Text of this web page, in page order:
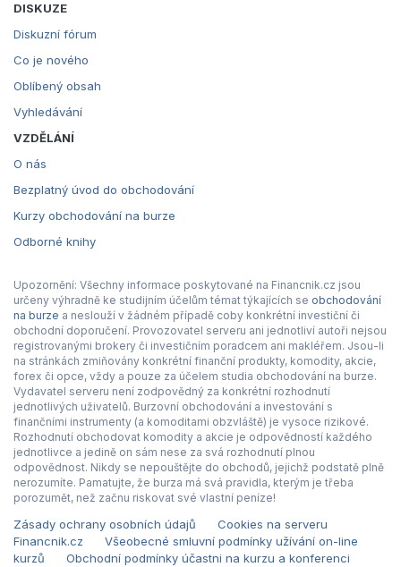
DISKUZE
Diskuzní fórum
Co je nového
Oblíbený obsah
Vyhledávání
VZDĚLÁNÍ
O nás
Bezplatný úvod do obchodování
Kurzy obchodování na burze
Odborné knihy
Upozornění: Všechny informace poskytované na Financnik.cz jsou
určeny výhradně ke studijním účelům témat týkajících se obchodování
na burze a neslouží v žádném případě coby konkrétní investiční či
obchodní doporučení. Provozovatel serveru ani jednotliví autoři nejsou
registrovanými brokery či investičním poradcem ani makléřem. Jsou-li
na stránkách zmiňovány konkrétní finanční produkty, komodity, akcie,
forex či opce, vždy a pouze za účelem studia obchodování na burze.
Vydavatel serveru není zodpovědný za konkrétní rozhodnutí
jednotlivých uživatelů. Burzovní obchodování a investování s
finančními instrumenty (a komoditami obzvláště) je vysoce rizikové.
Rozhodnutí obchodovat komodity a akcie je odpovědností každého
jednotlivce a jedině on sám nese za svá rozhodnutí plnou
odpovědnost. Nikdy se nepouštějte do obchodů, jejichž podstatě plně
nerozumíte. Pamatujte, že burza má svá pravidla, kterým je třeba
porozumět, než začnu riskovat své vlastní peníze!
Zásady ochrany osobních údajů
Cookies na serveru
Financnik.cz
Všeobecné smluvní podmínky užívání on-line
kurzů
Obchodní podmínky účastni na kurzu a konferenci